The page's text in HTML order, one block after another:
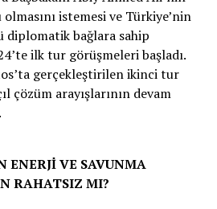
istemesi ve Türkiye’nin
diplomatik bağlara sahip
ilk tur görüşmeleri başladı.
gerçekleştirilen ikinci tur
çözüm arayışlarının devam
ENERJİ VE SAVUNMA
RAHATSIZ MI?